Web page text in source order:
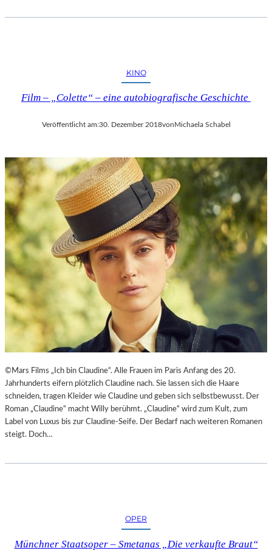
KINO
Film – „Colette“ – eine autobiografische Geschichte
Veröffentlicht am:30. Dezember 2018vonMichaela Schabel
©Mars Films „Ich bin Claudine“. Alle Frauen im Paris Anfang des 20.
Jahrhunderts eifern plötzlich Claudine nach. Sie lassen sich die Haare
schneiden, tragen Kleider wie Claudine und geben sich selbstbewusst. Der
Roman „Claudine“ macht Willy berühmt. „Claudine“ wird zum Kult, zum
Label von Luxus bis zur Claudine-Seife. Der Bedarf nach weiteren Romanen
steigt. Doch…
OPER
Münchner Staatsoper – Smetanas „Die verkaufte Braut“